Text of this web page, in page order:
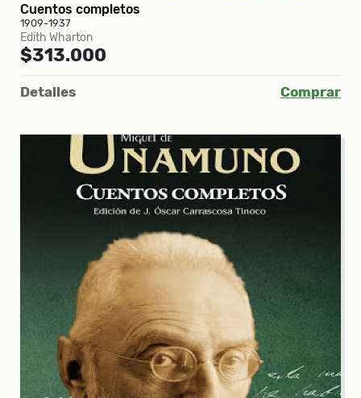
Cuentos completos
1909-1937
Edith Wharton
$313.000
Detalles Comprar